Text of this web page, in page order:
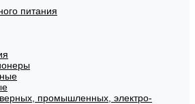
питания
промышленных, электро-